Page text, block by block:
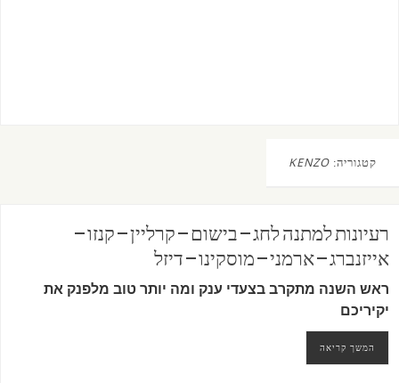
קטגוריה: KENZO
רעיונות למתנה לחג – בישום – קרליין – קנזו –
אייזנברג – ארמני – מוסקינו – דיזל
ראש השנה מתקרב בצעדי ענק ומה יותר טוב מלפנק את
יקיריכם
המשך קריאה